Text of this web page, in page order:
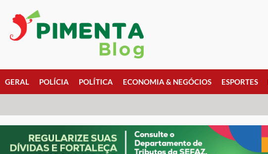
GERAL POLÍCIA POLÍTICA ECONOMIA & NEGÓCIOS ESPORTES